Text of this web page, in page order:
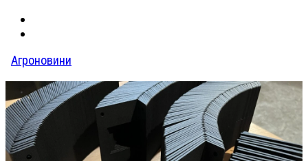
Агроновини